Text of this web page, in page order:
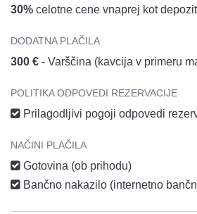
30% celotne cene vnaprej kot depozit
DODATNA PLAČILA
300 € - Varščina (kavcija v primeru
POLITIKA ODPOVEDI REZERVACIJE
Prilagodljivi pogoji odpovedi
NAČINI PLAČILA
Gotovina (ob prihodu)
Bančno nakazilo (internetno